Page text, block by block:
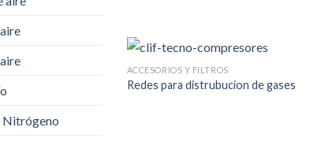
Nitrógeno
ACCESORIOS Y FILTROS
Redes para distrubucion de gases